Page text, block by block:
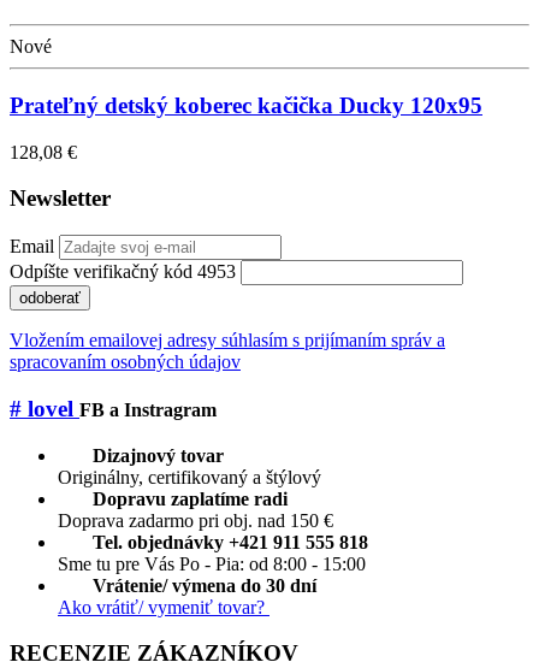
Nové
Prateľný detský koberec kačička Ducky 120x95
128,08 €
Newsletter
Email
Odpíšte verifikačný kód 4953
odoberať
Vložením emailovej adresy súhlasím s prijímaním správ a
spracovaním osobných údajov
# lovel FB a Instragram
Dizajnový tovar
Originálny, certifikovaný a štýlový
Dopravu zaplatíme radi
Doprava zadarmo pri obj. nad 150 €
Tel. objednávky +421 911 555 818
Sme tu pre Vás Po - Pia: od 8:00 - 15:00
Vrátenie/ výmena do 30 dní
Ako vrátiť/ vymeniť tovar?
RECENZIE ZÁKAZNÍKOV